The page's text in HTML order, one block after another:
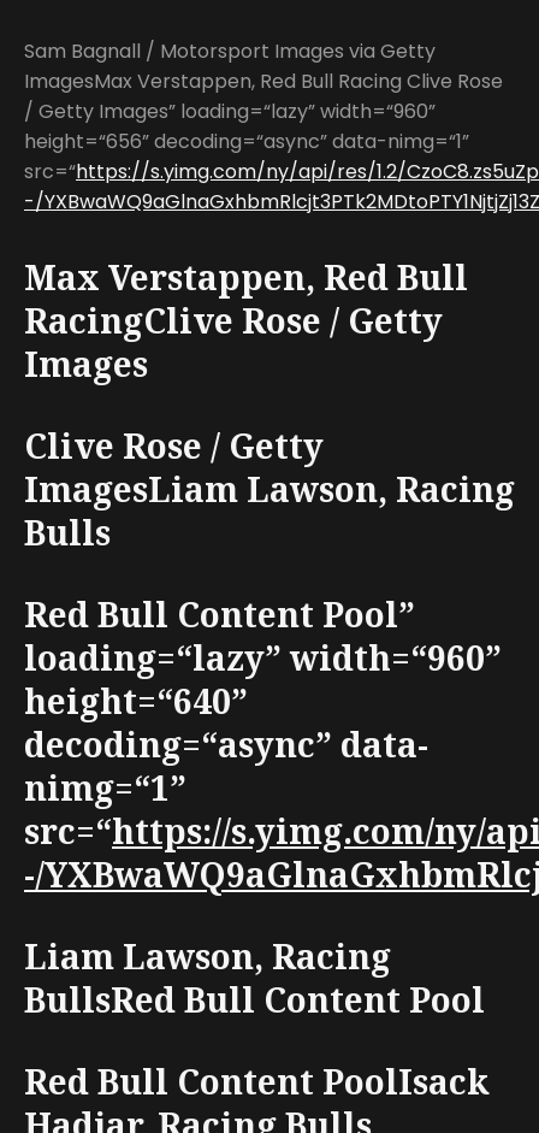
Sam Bagnall / Motorsport Images via Getty
ImagesMax Verstappen, Red Bull Racing Clive Rose
/ Getty Images” loading=“lazy” width=“960”
height=“656” decoding=“async” data-nimg=“1”
src=“https://s.yimg.com/ny/api/res/1.2/
-/
Max Verstappen, Red Bull
RacingClive Rose / Getty
Images
Clive Rose / Getty
ImagesLiam Lawson, Racing
Bulls
Red Bull Content Pool”
loading=“lazy” width=“960”
height=“640”
decoding=“async” data-
nimg=“1”
src=“https://s.yimg.com/ny/
-/
Liam Lawson, Racing
BullsRed Bull Content Pool
Red Bull Content PoolIsack